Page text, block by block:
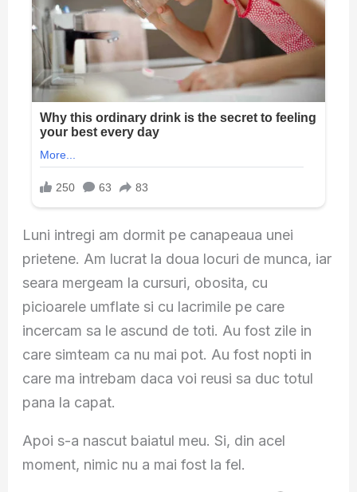
Luni intregi am dormit pe canapeaua unei
prietene. Am lucrat la doua locuri de munca, iar
seara mergeam la cursuri, obosita, cu
picioarele umflate si cu lacrimile pe care
incercam sa le ascund de toti. Au fost zile in
care simteam ca nu mai pot. Au fost nopti in
care ma intrebam daca voi reusi sa duc totul
pana la capat.
Apoi s-a nascut baiatul meu. Si, din acel
moment, nimic nu a mai fost la fel.